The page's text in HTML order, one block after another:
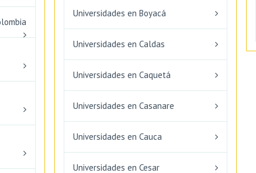
Universidades en Boyacá
Universidades en Caldas
Universidades en Caquetá
Universidades en Casanare
Universidades en Cauca
Universidades en Cesar